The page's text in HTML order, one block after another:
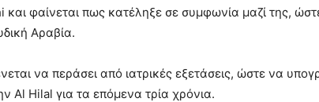
φαίνεται πως κατέληξε σε συμφωνία μαζί της,
Αραβία.
να περάσει από ιατρικές εξετάσεις, ώστε να
Al Hilal για τα επόμενα τρία χρόνια.